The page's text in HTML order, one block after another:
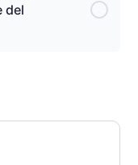
del